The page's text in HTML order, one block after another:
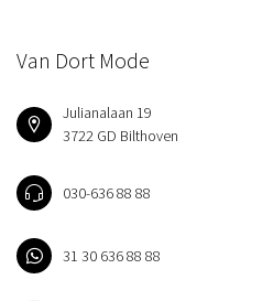
Van Dort Mode
Julianalaan 19
3722 GD Bilthoven
030-636 88 88
31 30 636 88 88